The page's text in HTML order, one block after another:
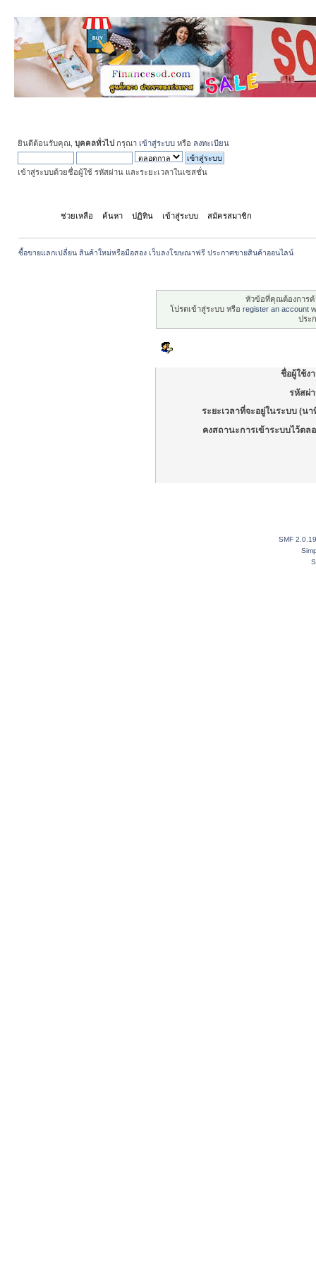
ยินดีต้อนรับคุณ, บุคคลทั่วไป กรุณา เข้าสู่ระบบ หรือ ลงทะเบียน
เข้าสู่ระบบด้วยชื่อผู้ใช้ รหัสผ่าน และระยะเวลาในเซสชั่น
ช่วยเหลือ ค้นหา ปฏิทิน เข้าสู่ระบบ สมัครสมาชิก
ซื้อขายแลกเปลี่ยน สินค้าใหม่หรือมือสอง เว็บลงโฆษณาฟรี ประกาศขายสินค้าออนไลน์
หัวข้อที่คุณต้องการ
โปรดเข้าสู่ระบบ หรือ register an account
ประ
ชื่อผู้ใช้ง
รหัสผ่
ระยะเวลาที่จะอยู่ในระบบ (นา
คงสถานะการเข้าระบบไว้ตล
SMF 2.0.19